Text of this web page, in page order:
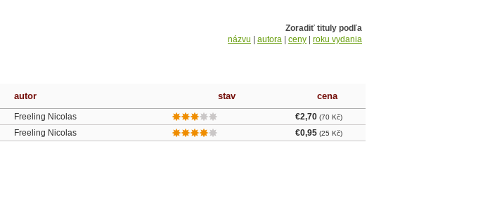
Zoradiť tituly podľa
názvu
autora ceny roku vydania
autor stav cena
Freeling Nicolas €2,70 (70 Kč)
Freeling Nicolas €0,95 (25 Kč)